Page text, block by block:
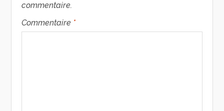
commentaire.
Commentaire *